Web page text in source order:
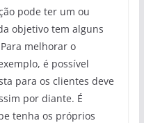
pode ter um ou
objetivo tem alguns
melhorar o
é possível
para os clientes deve
por diante. É
tenha os próprios